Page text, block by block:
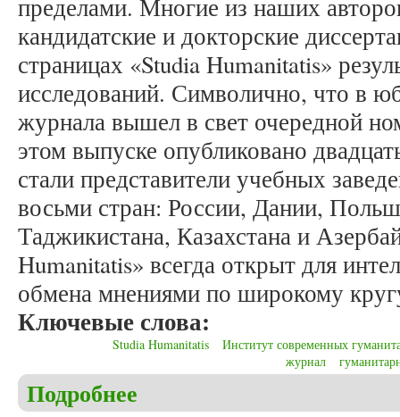
пределами. Многие из наших
кандидатские и докторские
страницах «Studia Humanitatis»
исследований. Символично, что в
журнала вышел в свет очередной
этом выпуске опубликовано
стали представители учебных
восьми стран: России, Дании,
Таджикистана, Казахстана и
Humanitatis» всегда открыт для
обмена мнениями по широкому
Ключевые слова:
Studia Humanitatis
Институт современных
журнал
Подробнее